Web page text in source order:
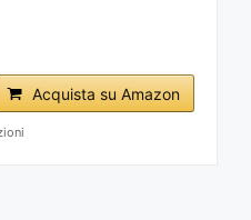
Acquista su Amazon